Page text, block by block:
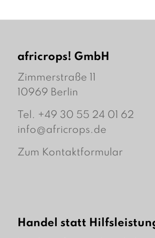
africrops! GmbH
Zimmerstraße 11
10969 Berlin
Tel. +49 30 55 24 01 62
info@africrops.de
Zum Kontaktformular
Handel statt